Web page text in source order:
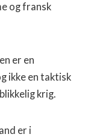
og fransk
er en
ikke en taktisk
krig.
er i